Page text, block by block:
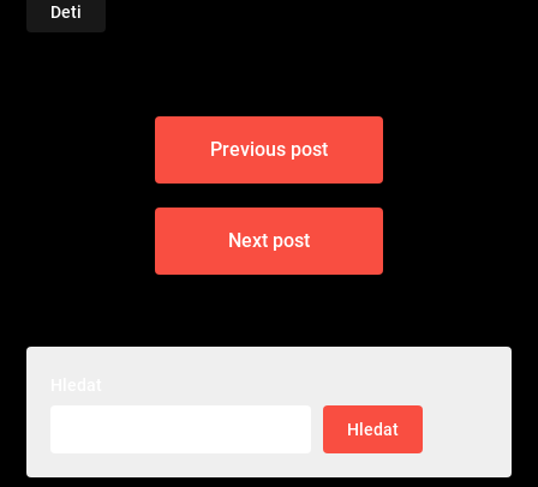
Deti
Navigace
příspěvek
Previous post
Next post
Hledat